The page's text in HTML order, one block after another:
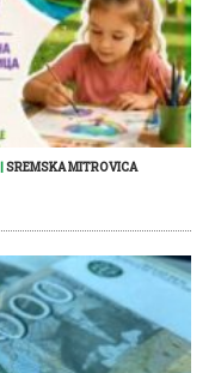
SREMSKA MITROVICA